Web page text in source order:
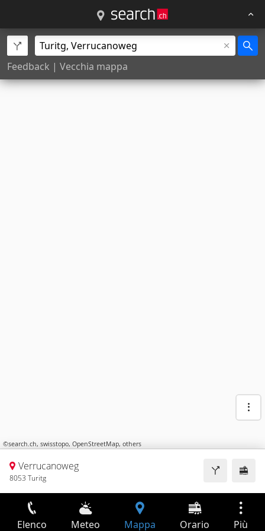
Feedback | Vecchia mappa
©search.ch, swisstopo, OpenStreetMap, others
Verrucanoweg
8053 Turitg
Elenco Meteo Mappa Orario Più